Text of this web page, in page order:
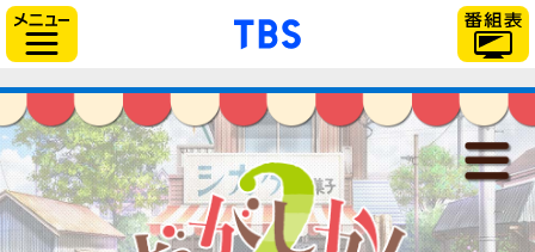
「TBSテレビ」トップ
最新情報
だがしかし2
// Can also be used with $(document).ready()